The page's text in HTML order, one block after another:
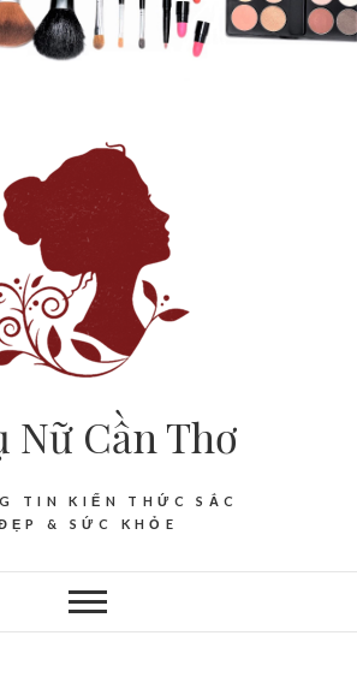
Nữ Cần Thơ
TIN KIẾN THỨC SẮC
& SỨC KHỎE